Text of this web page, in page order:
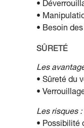
•
•
• Besoin
SÛRETÉ
Les
• Sûreté du
•
Les risques :
• Possibilité